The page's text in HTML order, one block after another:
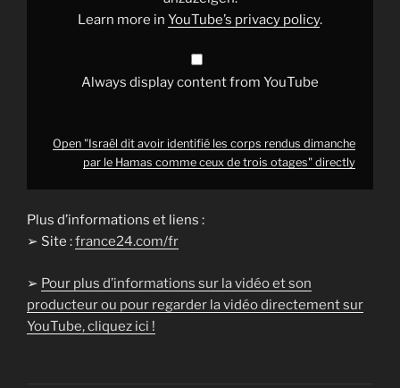
Learn more in YouTube’s privacy policy.
Always display content from YouTube
Open "Israël dit avoir identifié les corps rendus dimanche
par le Hamas comme ceux de trois otages" directly
Plus d’informations et liens :
➢ Site :france24.com/fr
➢ Pour plus d’informations sur la vidéo et son
producteur ou pour regarder la vidéo directement sur
YouTube, cliquez ici !